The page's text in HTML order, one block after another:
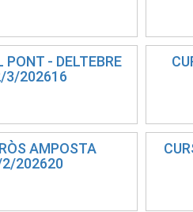
PONT - DELTEBRE
3/202616
AMPOSTA
202620